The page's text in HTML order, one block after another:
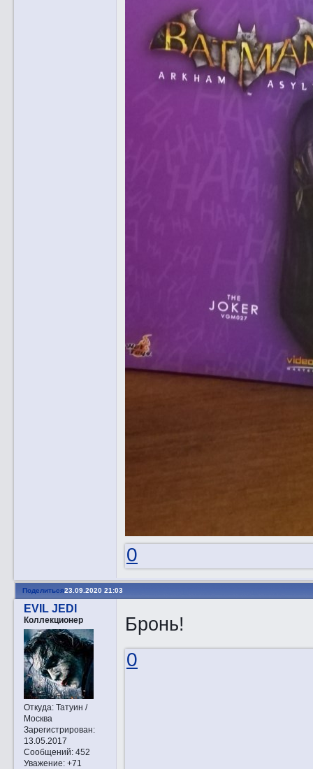
0
Поделиться23.09.2020 21:03
EVIL JEDI
Коллекционер
Откуда:Татуин /
Москва
Зарегистрирован:
13.05.2017
Сообщений:452
Уважение: +71
Бронь!
0